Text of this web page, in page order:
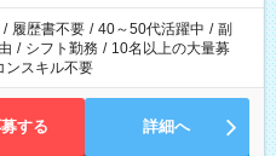
/ 履歴書不要 / 40～50代活躍中 / 副
/ シフト勤務 / 10名以上の大量募
ンスキル不要
する 詳細へ